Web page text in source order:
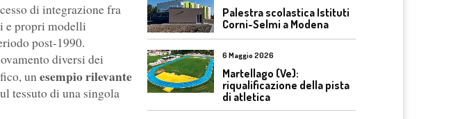
di integrazione fra
e propri modelli
post-1990.
diversi dei
unesempio rilevante
tessuto di una singola
Palestra scolastica Istituti
Corni-Selmi a Modena
6 Maggio 2026
Martellago (Ve):
riqualificazione della pista
di atletica